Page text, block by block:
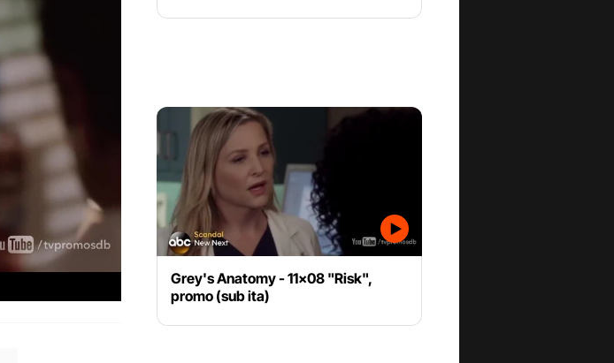
Grey's Anatomy - 11x08 "Risk",
promo (sub ita)